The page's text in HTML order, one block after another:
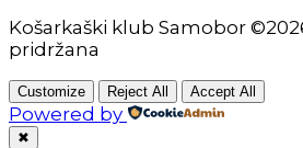
Košarkaški klub Samobor
pridržana
Customize Reject All Accept All
Powered by
✖